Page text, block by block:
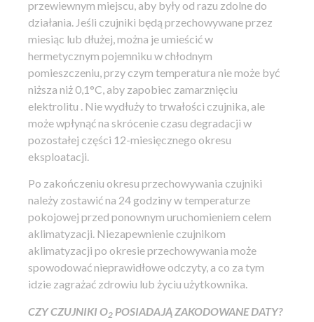
przewiewnym miejscu, aby były od razu zdolne do
działania. Jeśli czujniki będą przechowywane przez
miesiąc lub dłużej, można je umieścić w
hermetycznym pojemniku w chłodnym
pomieszczeniu, przy czym temperatura nie może być
niższa niż 0,1°C, aby zapobiec zamarznięciu
elektrolitu . Nie wydłuży to trwałości czujnika, ale
może wpłynąć na skrócenie czasu degradacji w
pozostałej części 12-miesięcznego okresu
eksploatacji.
Po zakończeniu okresu przechowywania czujniki
należy zostawić na 24 godziny w temperaturze
pokojowej przed ponownym uruchomieniem celem
aklimatyzacji. Niezapewnienie czujnikom
aklimatyzacji po okresie przechowywania może
spowodować nieprawidłowe odczyty, a co za tym
idzie zagrażać zdrowiu lub życiu użytkownika.
CZY CZUJNIKI O2 POSIADAJĄ ZAKODOWANE DATY?